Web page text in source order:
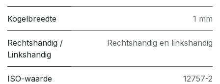
Kogelbreedte 1 mm
Rechtshandig /
Linkshandig
Rechtshandig en linkshandig
ISO-waarde 12757-2